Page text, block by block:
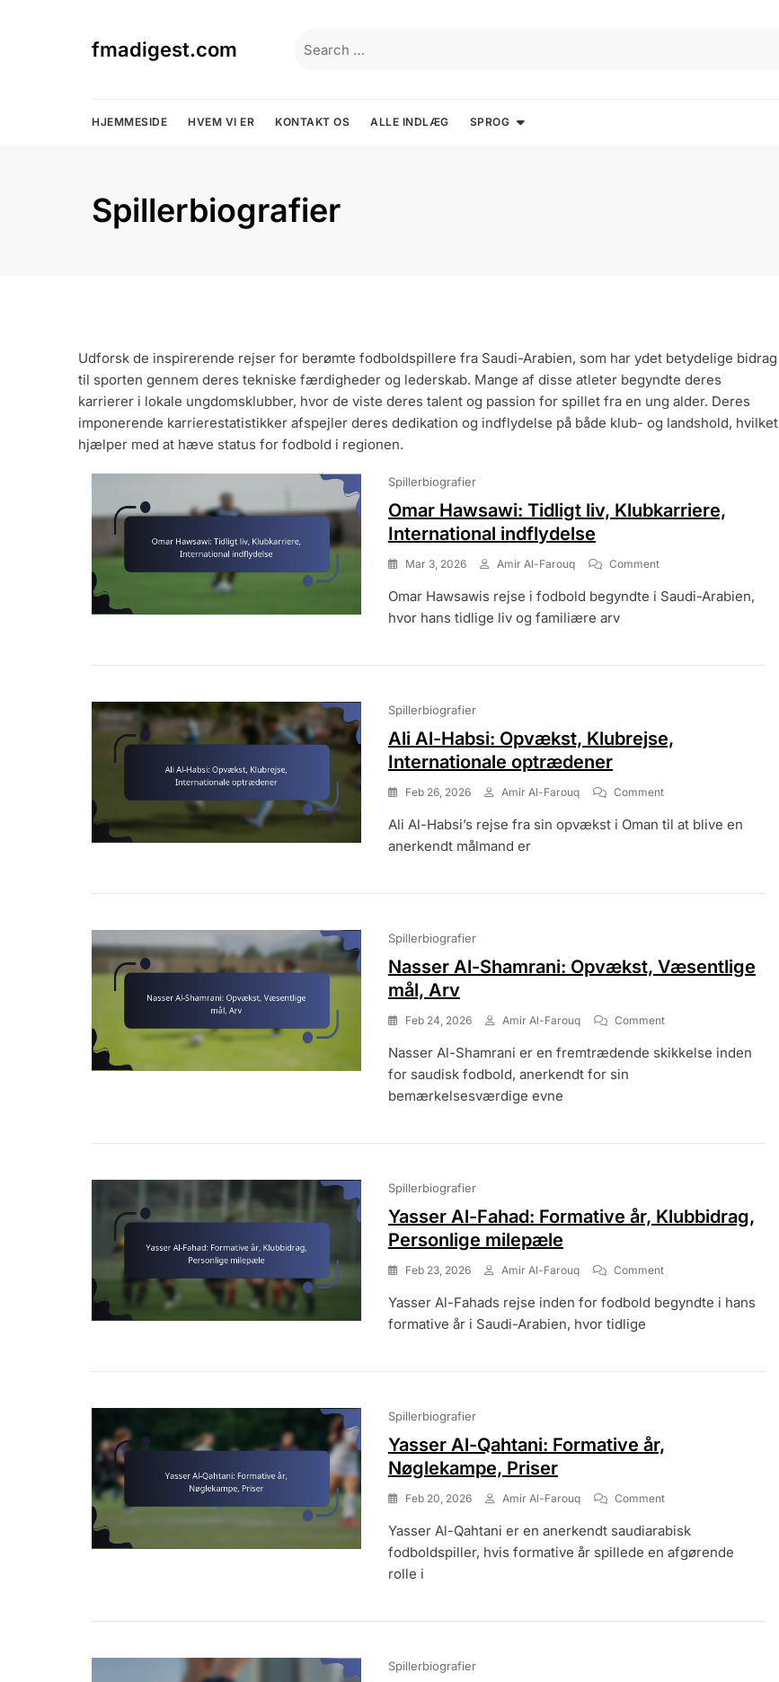
fmadigest.com
for:
HJEMMESIDE HVEM VI ER KONTAKT OS ALLE INDLÆG SPROG
Spillerbiografier
Udforsk de inspirerende rejser for berømte fodboldspillere fra Saudi-Arabien, som har ydet betydelige bidrag
til sporten gennem deres tekniske færdigheder og lederskab. Mange af disse atleter begyndte deres
karrierer i lokale ungdomsklubber, hvor de viste deres talent og passion for spillet fra en ung alder. Deres
imponerende karrierestatistikker afspejler deres dedikation og indflydelse på både klub- og landshold, hvilket
hjælper med at hæve status for fodbold i regionen.
Spillerbiografier
Omar Hawsawi: Tidligt liv, Klubkarriere,
International indflydelse
Mar 3, 2026 Amir Al-Farouq CommentOn
Hawsawi:
International
Omar Hawsawis rejse i fodbold begyndte i Saudi-Arabien,
hvor hans tidlige liv og familiære arv
Spillerbiografier
Ali Al-Habsi: Opvækst, Klubrejse,
Internationale optrædener
Feb 26, 2026 Amir Al-Farouq CommentOn
Al-
Internationale
Ali Al-Habsi’s rejse fra sin opvækst i Oman til at blive en
anerkendt målmand er
Spillerbiografier
Nasser Al-Shamrani: Opvækst, Væsentlige
mål, Arv
Feb 24, 2026 Amir Al-Farouq CommentOn
Al-
Nasser Al-Shamrani er en fremtrædende skikkelse inden
for saudisk fodbold, anerkendt for sin
bemærkelsesværdige evne
Spillerbiografier
Yasser Al-Fahad: Formative år, Klubbidrag,
Personlige milepæle
Feb 23, 2026 Amir Al-Farouq CommentOn
Al-
Klubbidrag,
Yasser Al-Fahads rejse inden for fodbold begyndte i hans
formative år i Saudi-Arabien, hvor tidlige
Spillerbiografier
Yasser Al-Qahtani: Formative år,
Nøglekampe, Priser
Feb 20, 2026 Amir Al-Farouq CommentOn
Al-
Qahtani:
Yasser Al-Qahtani er en anerkendt saudiarabisk
fodboldspiller, hvis formative år spillede en afgørende
rolle i
Spillerbiografier